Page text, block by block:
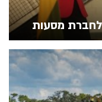
לחברת מסעות